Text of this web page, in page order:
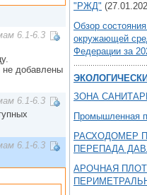
6.1-6.3
не добавлены
6.1-6.3
6.1-6.3
"РЖД"
Обзор
окружающей
Федерации за
ЗОНА
Промышленная
РАСХОДОМЕР
ПЕРЕПАДА
АРОЧНАЯ